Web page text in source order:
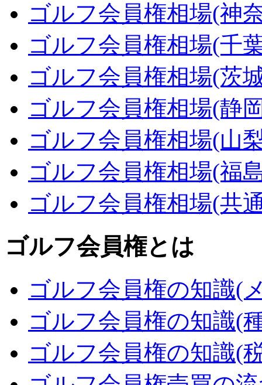
ゴルフ会員権相場(神
ゴルフ会員権相場(千
ゴルフ会員権相場(茨
ゴルフ会員権相場(静
ゴルフ会員権相場(山
ゴルフ会員権相場(福
ゴルフ会員権相場(共
ゴルフ会員権とは
ゴルフ会員権の知識(
ゴルフ会員権の知識(
ゴルフ会員権の知識(